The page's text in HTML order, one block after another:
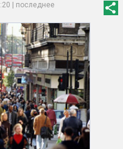
| последнее